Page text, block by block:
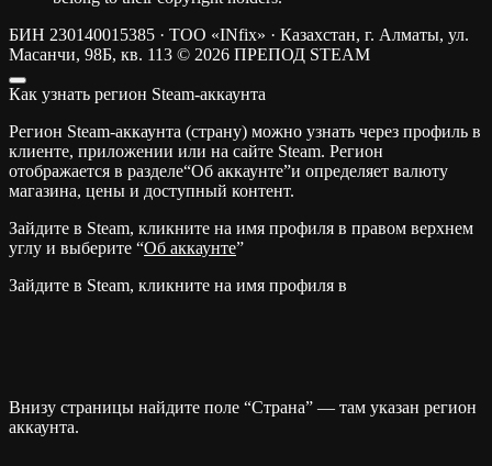
БИН 230140015385 · ТОО «INfix» · Казахстан, г. Алматы, ул.
Масанчи, 98Б, кв. 113 © 2026 ПРЕПОД STEAM
Как узнать регион Steam-аккаунта
Регион Steam-аккаунта (страну) можно узнать через профиль в
клиенте, приложении или на сайте Steam. Регион
отображается в разделе“Об аккаунте”и определяет валюту
магазина, цены и доступный контент.
Зайдите в Steam, кликните на имя профиля в правом верхнем
углу и выберите “Об аккаунте”
Зайдите в Steam, кликните на имя профиля в
Внизу страницы найдите поле “Страна” — там указан регион
аккаунта.